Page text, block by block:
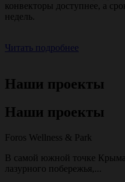
конвекторы доступнее, а
недель.
Читать подробнее
Наши проекты
Наши проекты
Foros Wellness & Park
В самой южной точке
лазурного побережья,...